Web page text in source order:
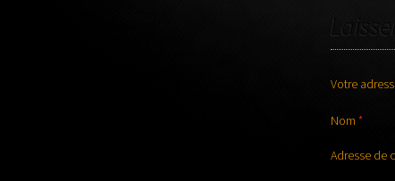
Votre
Nom *
Adresse de